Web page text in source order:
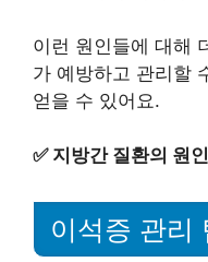
이런 원인들에 대해
가 예방하고 관리할
얻을 수 있어요.
✅ 지방간 질환의 원
이석증 관리